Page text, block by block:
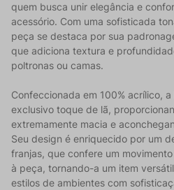
quem busca unir elegância e
acessório. Com uma sofisticada
peça se destaca por sua
que adiciona textura e
poltronas ou camas.
Confeccionada em 100% acrílico,
exclusivo toque de lã,
extremamente macia e
Seu design é enriquecido por um
franjas, que confere um
à peça, tornando-a um item
estilos de ambientes com